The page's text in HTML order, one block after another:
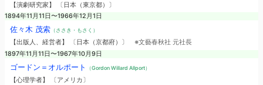
【演劇研究家】 〔日本（東京都）〕
1894年11月11日〜1966年12月1日
佐々木 茂索（ささき・もさく）
【出版人、経営者】 〔日本（京都府）〕 ※文藝春秋社 元社長
1897年11月11日〜1967年10月9日
ゴードン＝オルポート （Gordon Willard Allport）
【心理学者】 〔アメリカ〕